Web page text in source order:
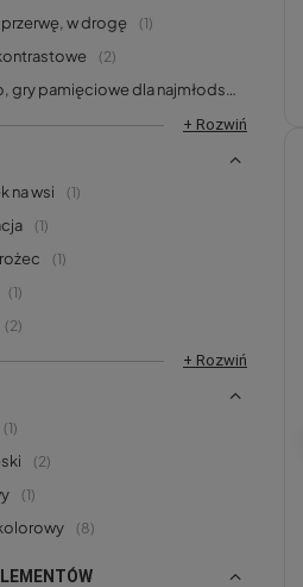
przerwę, w drogę 1
2
gry pamięciowe dla najmłodszych
+ Rozwiń
na wsi
1
1
1
1
2
+ Rozwiń
1
2
1
8